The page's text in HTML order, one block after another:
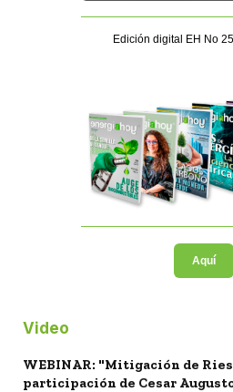
Edición digital EH No
Aquí
Video
WEBINAR: "Mitigación de
participación de Cesar